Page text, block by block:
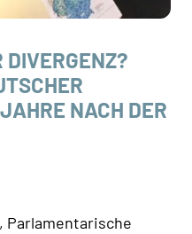
DIVERGENZ?
NACH DER
Parlamentarische